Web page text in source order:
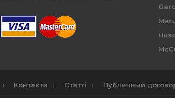
Контакти Статті Публичный